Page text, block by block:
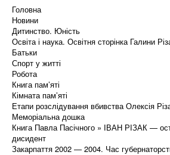
Головна
Новини
Дитинство. Юність
Освіта і наука. Освітня сторінка Галини
Батьки
Спорт у житті
Робота
Книга пам’яті
Кімната пам’яті
Етапи розслідування вбивства Олексія
Меморіальна дошка
Книга Павла Пасічного » ІВАН РІЗАК —
дисидент
Закарпаття 2002 — 2004. Час